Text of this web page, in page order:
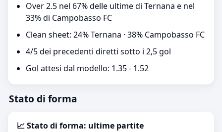
Over 2.5 nel 67% delle ultime di Ternana e nel
33% di Campobasso FC
Clean sheet: 24% Ternana · 38% Campobasso FC
4/5 dei precedenti diretti sotto i 2,5 gol
Gol attesi dal modello: 1.35 - 1.52
Stato di forma
📈 Stato di forma: ultime partite